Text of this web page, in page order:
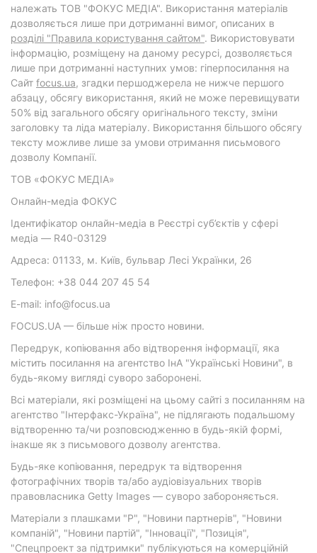
належать ТОВ "ФОКУС МЕДІА". Використання матеріалів
дозволяється лише при дотриманні вимог, описаних в
розділі "Правила користування сайтом". Використовувати
інформацію, розміщену на даному ресурсі, дозволяється
лише при дотриманні наступних умов: гіперпосилання на
Cайт focus.ua, згадки першоджерела не нижче першого
абзацу, обсягу використання, який не може перевищувати
50% від загального обсягу оригінального тексту, зміни
заголовку та ліда матеріалу. Використання більшого обсягу
тексту можливе лише за умови отримання письмового
дозволу Компанії.
ТОВ «ФОКУС МЕДІА»
Онлайн-медіа ФОКУС
Ідентифікатор онлайн-медіа в Реєстрі суб’єктів у сфері
медіа — R40-03129
Адреса: 01133, м. Київ, бульвар Лесі Українки, 26
Телефон: +38 044 207 45 54
E-mail: info@focus.ua
FOCUS.UA — більше ніж просто новини.
Передрук, копіювання або відтворення інформації, яка
містить посилання на агентство ІнА "Українські Новини", в
будь-якому вигляді суворо заборонені.
Всі матеріали, які розміщені на цьому сайті з посиланням на
агентство "Інтерфакс-Україна", не підлягають подальшому
відтворенню та/чи розповсюдженню в будь-якій формі,
інакше як з письмового дозволу агентства.
Будь-яке копіювання, передрук та відтворення
фотографічних творів та/або аудіовізуальних творів
правовласника Getty Images — суворо забороняється.
Матеріали з плашками "Р", "Новини партнерів", "Новини
компаній", "Новини партій", "Інновації", "Позиція",
"Спецпроект за підтримки" публікуються на комерційній